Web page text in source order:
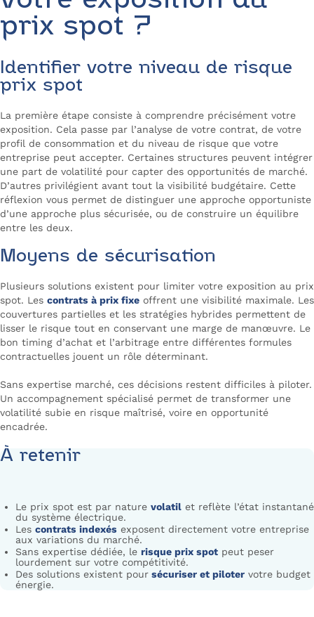
prix spot ?
Identifier votre niveau de risque
prix spot
La première étape consiste à comprendre précisément votre
exposition. Cela passe par l’analyse de votre contrat, de votre
profil de consommation et du niveau de risque que votre
entreprise peut accepter. Certaines structures peuvent intégrer
une part de volatilité pour capter des opportunités de marché.
D’autres privilégient avant tout la visibilité budgétaire. Cette
réflexion vous permet de distinguer une approche opportuniste
d’une approche plus sécurisée, ou de construire un équilibre
entre les deux.
Moyens de sécurisation
Plusieurs solutions existent pour limiter votre exposition au prix
spot. Les contrats à prix fixe offrent une visibilité maximale. Les
couvertures partielles et les stratégies hybrides permettent de
lisser le risque tout en conservant une marge de manœuvre. Le
bon timing d’achat et l’arbitrage entre différentes formules
contractuelles jouent un rôle déterminant.
Sans expertise marché, ces décisions restent difficiles à piloter.
Un accompagnement spécialisé permet de transformer une
volatilité subie en risque maîtrisé, voire en opportunité
encadrée.
À retenir
Le prix spot est par nature volatil et reflète l’état instantané
du système électrique.
Les contrats indexés exposent directement votre entreprise
aux variations du marché.
Sans expertise dédiée, le risque prix spot peut peser
lourdement sur votre compétitivité.
Des solutions existent pour sécuriser et piloter votre budget
énergie.